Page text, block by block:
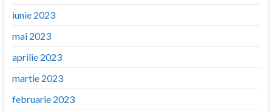
iunie 2023
mai 2023
aprilie 2023
martie 2023
februarie 2023